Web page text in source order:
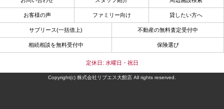
お客様の声 ファミリー向け 貸したい方へ
サブリース(一括借上) 不動産の無料査定受付中
相続相談を無料受付中 保険選び
定休日: 水曜日・祝日
Copyright(c) 株式会社リブエス大館店 All rights reserved.